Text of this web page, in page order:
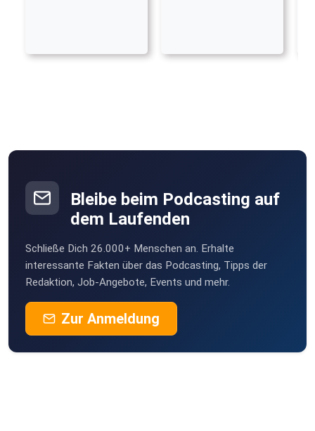
Bleibe beim Podcasting auf
dem Laufenden
Schließe Dich 26.000+ Menschen an. Erhalte
interessante Fakten über das Podcasting, Tipps der
Redaktion, Job-Angebote, Events und mehr.
Zur Anmeldung